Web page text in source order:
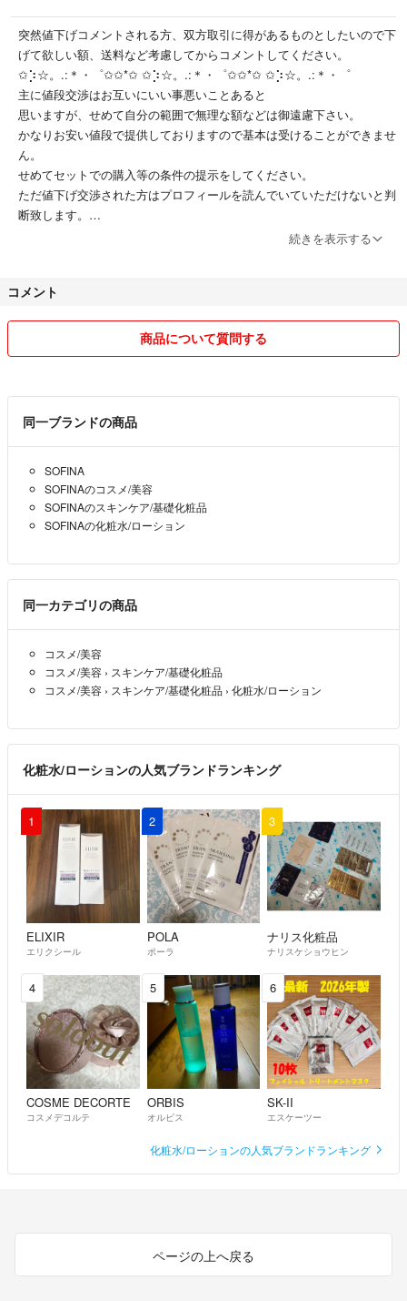
突然値下げコメントされる方、双方取引に得があるものとしたいので下
げて欲しい額、送料など考慮してからコメントしてください。
✩⡱☆。.:＊・゜✩✩*✩ ✩⡱☆。.:＊・゜✩✩*✩ ✩⡱☆。.:＊・゜
主に値段交渉はお互いにいい事悪いことあると
思いますが、せめて自分の範囲で無理な額などは御遠慮下さい。
かなりお安い値段で提供しておりますので基本は受けることができませ
ん。
せめてセットでの購入等の条件の提示をしてください。
ただ値下げ交渉された方はプロフィールを読んでいていただけないと判
断致します。
✩⡱☆。.:＊・゜✩✩*✩ ✩⡱☆。.:＊・゜✩✩*✩ ✩⡱☆。.:＊・゜
箱に入らないなどの場合外箱からだし外箱を折り畳んで発送します。
続きを表示する
コメント
商品について質問する
同一ブランドの商品
SOFINA
SOFINAのコスメ/美容
SOFINAのスキンケア/基礎化粧品
SOFINAの化粧水/ローション
同一カテゴリの商品
コスメ/美容
コスメ/美容 › スキンケア/基礎化粧品
コスメ/美容 › スキンケア/基礎化粧品 › 化粧水/ローション
化粧水/ローションの人気ブランドランキング
1
ELIXIR
エリクシール
2
POLA
ポーラ
3
ナリス化粧品
ナリスケショウヒン
4
COSME DECORTE
コスメデコルテ
5
ORBIS
オルビス
6
SK-II
エスケーツー
化粧水/ローションの人気ブランドランキング
ページの上へ戻る